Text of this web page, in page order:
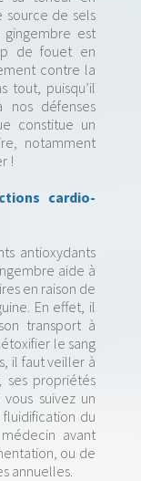
source de sels
gingembre est
de fouet en
contre la
tout, puisqu’il
nos défenses
constitue un
notamment
!
cardio-
antioxydants
aide à
en raison de
En effet, il
transport à
le sang
il faut veiller à
ses propriétés
suivez un
du
avant
ou de
annuelles.